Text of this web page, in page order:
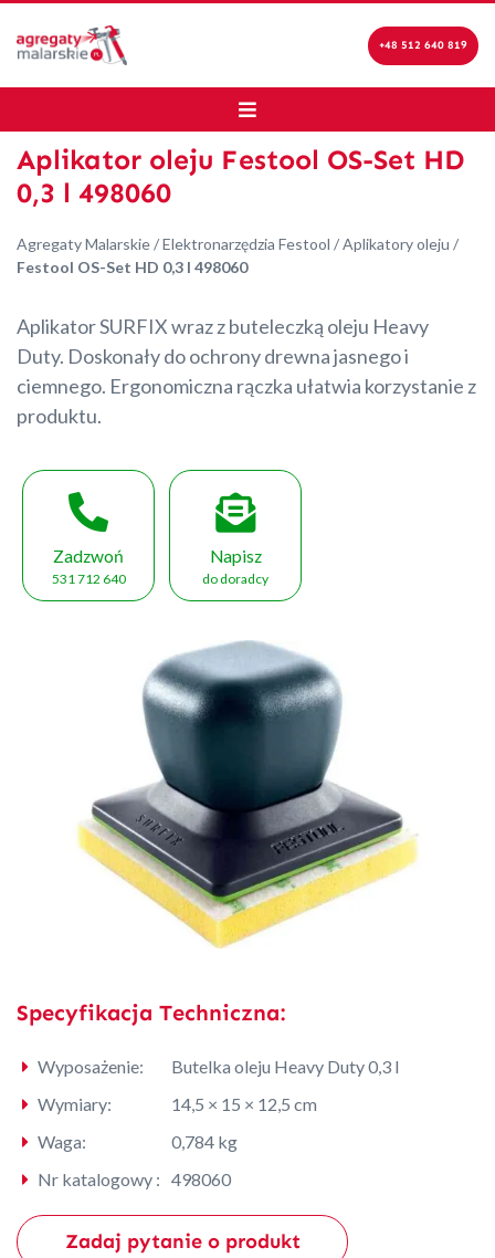
+48 512 640 819
Aplikator oleju Festool OS-Set HD
0,3 l 498060
Agregaty Malarskie/Elektronarzędzia Festool /Aplikatory oleju /
Festool OS-Set HD 0,3 l 498060
Aplikator SURFIX wraz z buteleczką oleju Heavy
Duty. Doskonały do ochrony drewna jasnego i
ciemnego. Ergonomiczna rączka ułatwia korzystanie z
produktu.
Zadzwoń
531 712 640
Napisz
do doradcy
Specyfikacja Techniczna:
Wyposażenie:
Butelka oleju Heavy Duty 0,3 l
Wymiary:
14,5 × 15 × 12,5 cm
Waga:
0,784 kg
Nr katalogowy : 498060
Zadaj pytanie o produkt